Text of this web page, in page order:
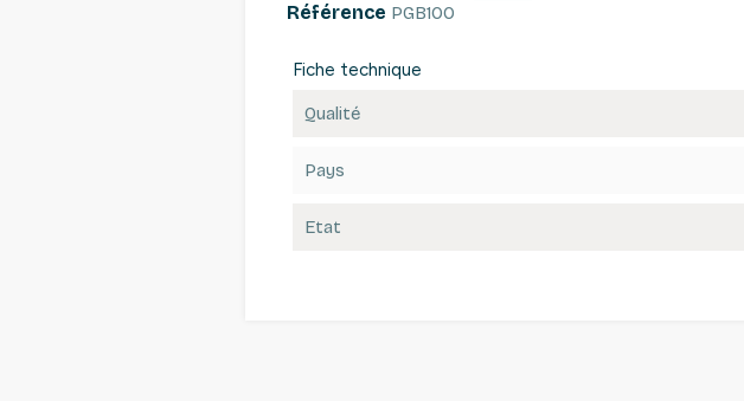
Référence PGB100
Fiche technique
Qualité
Pays
Etat